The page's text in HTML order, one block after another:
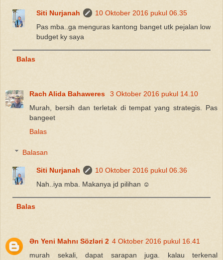
Siti Nurjanah
10 Oktober 2016 pukul 06.35
Pas mba..ga menguras kantong banget utk pejalan low
budget ky saya
Balas
Rach Alida Bahaweres
3 Oktober 2016 pukul 14.10
Murah, bersih dan terletak di tempat yang strategis. Pas
bangeet
Balas
Balasan
Siti Nurjanah
10 Oktober 2016 pukul 06.36
Nah..iya mba. Makanya jd pilihan ☺
Balas
Ən Yeni Mahnı Sözləri 2 4 Oktober 2016 pukul 16.41
murah sekali, dapat sarapan juga. kalau terkenal